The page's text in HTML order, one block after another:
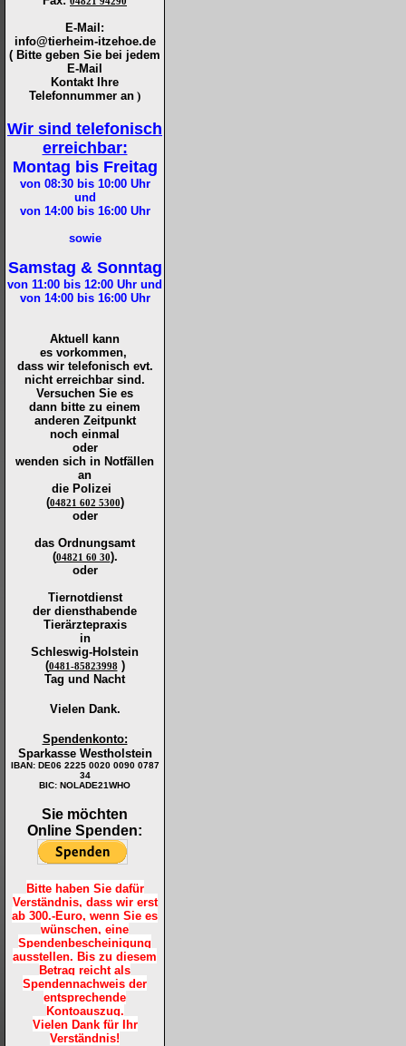
E-Mail:
info@tierheim-itzehoe.de
( Bitte geben Sie bei jedem
E-Mail
Kontakt Ihre
Telefonnummer an )
Wir sind telefonisch
erreichbar:
Montag bis Freitag
von 08:30 bis 10:00Uhr
und
von 14:00 bis 16:00Uhr
sowie
Samstag & Sonntag
von 11:00 bis 12:00 Uhr und
von 14:00 bis 16:00Uhr
Aktuell kann
es vorkommen,
dass wir telefonisch evt.
nicht erreichbar sind.
Versuchen Sie es
dann bitte zu einem
anderen Zeitpunkt
noch einmal
oder
wenden sich in Notfällen
an
die Polizei
(04821 602 5300)
oder
das Ordnungsamt
(04821 60 30).
oder
Tiernotdienst
der diensthabende
Tierärztepraxis
in
Schleswig-Holstein
(0481-85823998 )
Tag und Nacht
Vielen Dank.
Spendenkonto:
Sparkasse Westholstein
IBAN: DE06 2225 0020 0090 0787
34
BIC: NOLADE21WHO
Sie möchten
Online Spenden:
Bitte haben Sie dafür
Verständnis, dass wir erst
ab 300.-Euro, wenn Sie es
wünschen, eine
Spendenbescheinigung
ausstellen. Bis zu diesem
Betrag reicht als
Spendennachweis der
entsprechende
Kontoauszug.
Vielen Dank für Ihr
Verständnis!